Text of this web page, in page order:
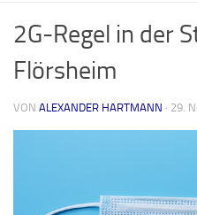
2G-Regel in der
Flörsheim
VON ALEXANDER HARTMANN · 29.